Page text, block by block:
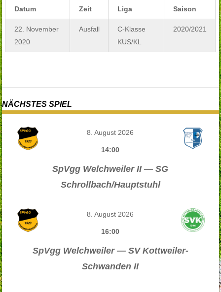
Datum Zeit Liga Saison
22. November
2020
Ausfall
C-Klasse
KUS/KL
2020/2021
NÄCHSTES SPIEL
8. August 2026
14:00
SpVgg Welchweiler II — SG
Schrollbach/Hauptstuhl
8. August 2026
16:00
SpVgg Welchweiler — SV Kottweiler-
Schwanden II